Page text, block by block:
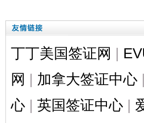
丁丁美国签证网 |
网 | 加拿大签证中心 |
心 | 英国签证中心 |